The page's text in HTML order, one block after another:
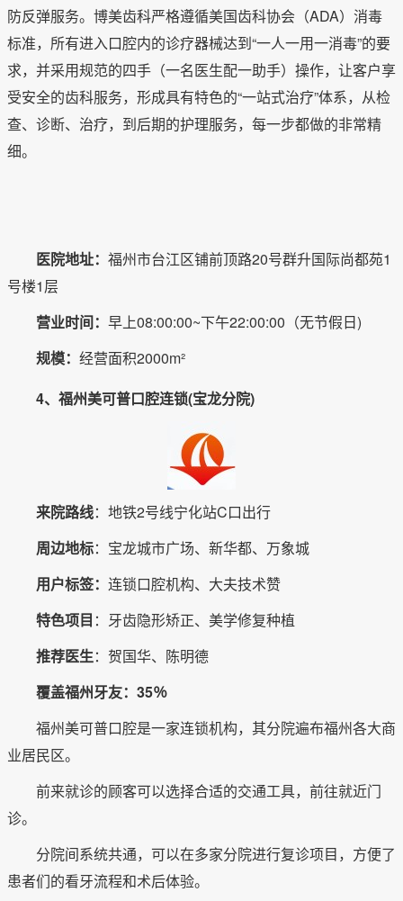
防反弹服务。博美齿科严格遵循美国齿科协会（ADA）消毒
标准，所有进入口腔内的诊疗器械达到“一人一用一消毒”的要
求，并采用规范的四手（一名医生配一助手）操作，让客户享
受安全的齿科服务，形成具有特色的“一站式治疗”体系，从检
查、诊断、治疗，到后期的护理服务，每一步都做的非常精
细。
医院地址： 福州市台江区铺前顶路20号群升国际尚都苑1
号楼1层
营业时间： 早上08:00:00~下午22:00:00（无节假日)
规模： 经营面积2000m²
4、福州美可普口腔连锁(宝龙分院)
来院路线：地铁2号线宁化站C口出行
周边地标：宝龙城市广场、新华都、万象城
用户标签： 连锁口腔机构、大夫技术赞
特色项目 ：牙齿隐形矫正、美学修复种植
推荐医生：贺国华、陈明德
覆盖福州牙友：35％
福州美可普口腔是一家连锁机构，其分院遍布福州各大商
业居民区。
前来就诊的顾客可以选择合适的交通工具，前往就近门
诊。
分院间系统共通，可以在多家分院进行复诊项目，方便了
患者们的看牙流程和术后体验。